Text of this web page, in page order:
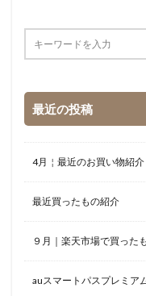
最近の投稿
4月￤最近のお買い物紹介
最近買ったもの紹介
９月｜楽天市場で買った
auスマートパスプレミア